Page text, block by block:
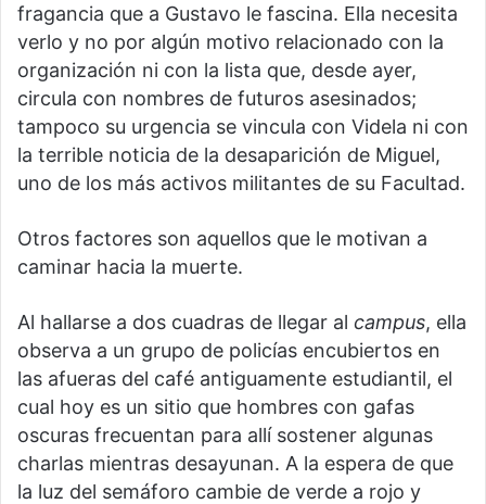
fragancia que a Gustavo le fascina. Ella necesita
verlo y no por algún motivo relacionado con la
organización ni con la lista que, desde ayer,
circula con nombres de futuros asesinados;
tampoco su urgencia se vincula con Videla ni con
la terrible noticia de la desaparición de Miguel,
uno de los más activos militantes de su Facultad.
Otros factores son aquellos que le motivan a
caminar hacia la muerte.
Al hallarse a dos cuadras de llegar al campus, ella
observa a un grupo de policías encubiertos en
las afueras del café antiguamente estudiantil, el
cual hoy es un sitio que hombres con gafas
oscuras frecuentan para allí sostener algunas
charlas mientras desayunan. A la espera de que
la luz del semáforo cambie de verde a rojo y